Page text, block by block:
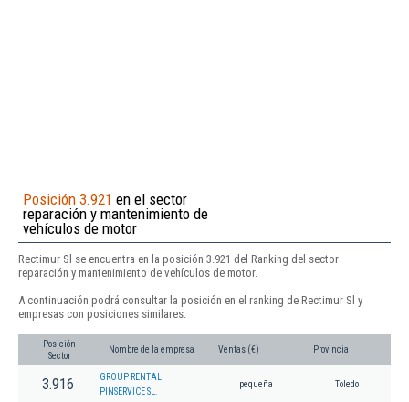
Posición 3.921 en el sector
reparación y mantenimiento de
vehículos de motor
Rectimur Sl se encuentra en la posición 3.921 del Ranking del sector
reparación y mantenimiento de vehículos de motor.
A continuación podrá consultar la posición en el ranking de Rectimur Sl y
empresas con posiciones similares:
Posición
Sector
Nombre de la empresa Ventas (€) Provincia
3.916
GROUP RENTAL
PINSERVICE SL.
pequeña Toledo